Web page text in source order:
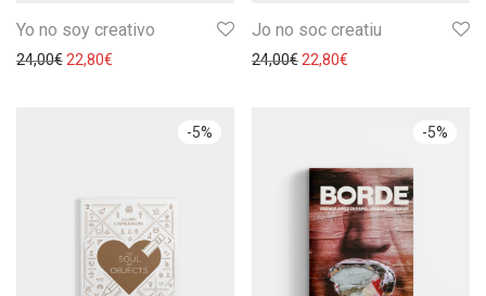
Yo no soy creativo
24,00€ 22,80€
Jo no soc creatiu
24,00€ 22,80€
-5% -5%